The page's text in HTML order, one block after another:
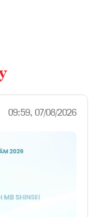
09:59, 07/08/2026